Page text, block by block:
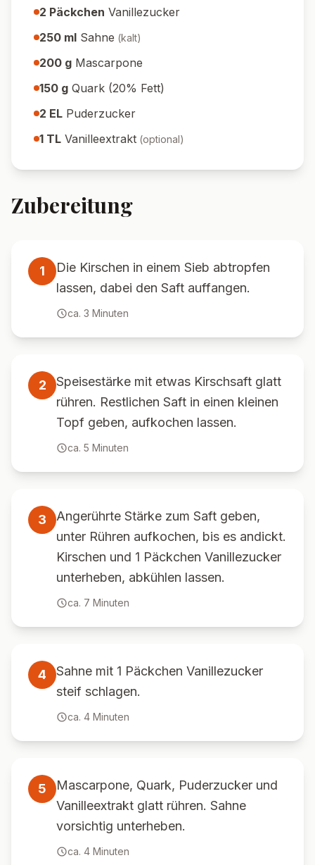
2 Päckchen Vanillezucker
250 ml Sahne (kalt)
200 g Mascarpone
150 g Quark (20% Fett)
2 EL Puderzucker
1 TL Vanilleextrakt (optional)
Zubereitung
1
Die Kirschen in einem Sieb abtropfen
lassen, dabei den Saft auffangen.
ca. 3 Minuten
2
Speisestärke mit etwas Kirschsaft glatt
rühren. Restlichen Saft in einen kleinen
Topf geben, aufkochen lassen.
ca. 5 Minuten
3
Angerührte Stärke zum Saft geben,
unter Rühren aufkochen, bis es andickt.
Kirschen und 1 Päckchen Vanillezucker
unterheben, abkühlen lassen.
ca. 7 Minuten
4
Sahne mit 1 Päckchen Vanillezucker
steif schlagen.
ca. 4 Minuten
5
Mascarpone, Quark, Puderzucker und
Vanilleextrakt glatt rühren. Sahne
vorsichtig unterheben.
ca. 4 Minuten